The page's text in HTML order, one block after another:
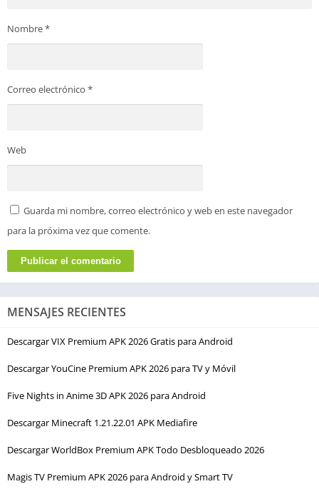
Nombre*
Correo electrónico *
Web
Guarda mi nombre, correo electrónico y web en este navegador
para la próxima vez que comente.
MENSAJES RECIENTES
Descargar VIX Premium APK 2026 Gratis para Android
Descargar YouCine Premium APK 2026 para TV y Móvil
Five Nights in Anime 3D APK 2026 para Android
Descargar Minecraft 1.21.22.01 APK Mediafire
Descargar WorldBox Premium APK Todo Desbloqueado 2026
Magis TV Premium APK 2026 para Android y Smart TV